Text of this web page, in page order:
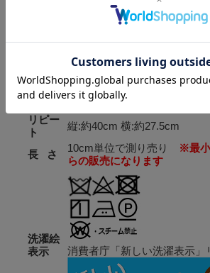
さい
布 幅
約137cm
麻63％ 綿28％ ナイロン9％
リピー
ト
縦:約40cm 横:約27.5cm
長 さ
10cm単位で測り売り
※最
らの販売になります
洗濯絵
表示
消費者庁「新しい洗濯表示」